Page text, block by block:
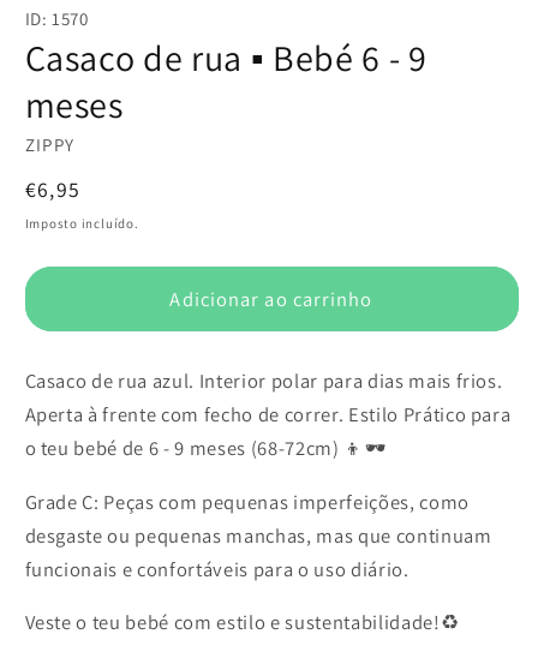
multimédia
em
modal
ID: 1570
Casaco de rua ▪️ Bebé 6 - 9
meses
ZIPPY
Preço
normal
€6,95
Imposto incluído.
Adicionar ao carrinho
Casaco de rua azul. Interior polar para dias mais frios.
Aperta à frente com fecho de correr. Estilo Prático para
o teu bebé de 6 - 9 meses (68-72cm) 👦🕶️
Grade C: Peças com pequenas imperfeições, como
desgaste ou pequenas manchas, mas que continuam
funcionais e confortáveis para o uso diário.
Veste o teu bebé com estilo e sustentabilidade!♻️